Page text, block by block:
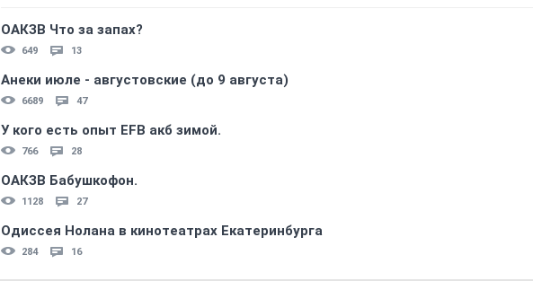
ОАКЗВ Что за запах?
649 13
Анеки июле - августовские (до 9 августа)
6689 47
У кого есть опыт EFB акб зимой.
766 28
ОАКЗВ Бабушкофон.
1128 27
Одиссея Нолана в кинотеатрах Екатеринбурга
284 16